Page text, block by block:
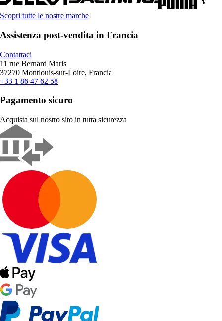
Scopri tutte le nostre marche
Assistenza post-vendita in Francia
Contattaci
11 rue Bernard Maris
37270 Montlouis-sur-Loire, Francia
+33 1 86 47 62 58
Pagamento sicuro
Acquista sul nostro sito in tutta sicurezza